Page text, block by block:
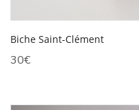
Biche Saint-Clément
30€